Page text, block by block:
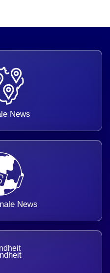
News
News